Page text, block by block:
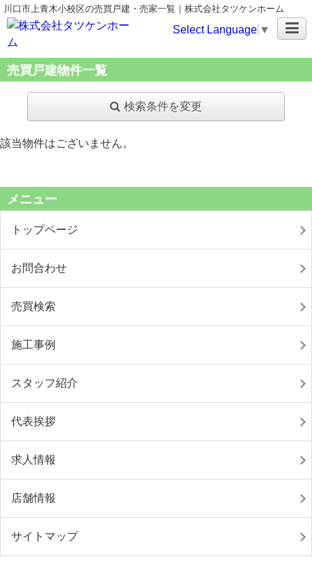
川口市上青木小校区の売買戸建・売家一覧｜株式会社タツケンホーム
Select Language ▼
売買戸建物件一覧
検索条件を変更
該当物件はございません。
メニュー
トップページ
お問合わせ
売買検索
施工事例
スタッフ紹介
代表挨拶
求人情報
店舗情報
サイトマップ